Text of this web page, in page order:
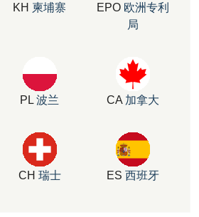
KH 柬埔寨 EPO 欧洲专利
局
PL 波兰 CA 加拿大
CH 瑞士 ES 西班牙